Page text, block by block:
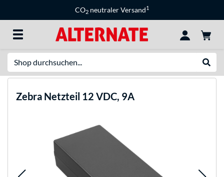
CO2 neutraler Versand1
Zebra Netzteil 12 VDC, 9A